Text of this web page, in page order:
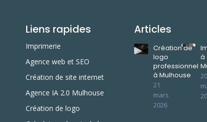
Liens rapides
Imprimerie
Agence web et SEO
Création de site internet
Agence IA 2.0 Mulhouse
Création de logo
Articles
Création de
logo
professionnel
à Mulhouse
21
mars
2026
à
20